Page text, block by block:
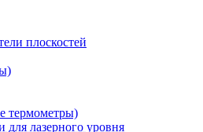
плоскостей
термометры)
лазерного уровня